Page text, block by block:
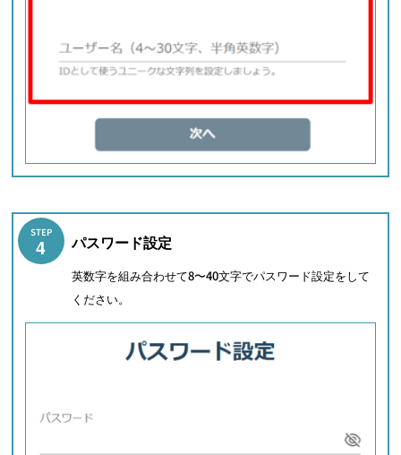
STEP
4 パスワード設定
英数字を組み合わせて8〜40文字でパスワード設定をして
ください。